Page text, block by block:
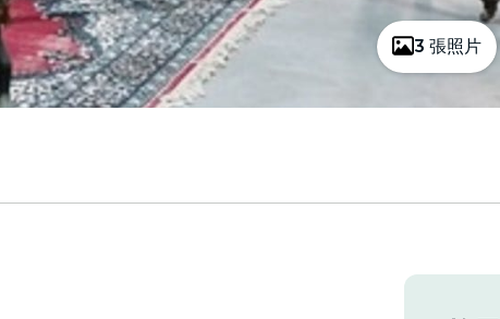
3 張照片